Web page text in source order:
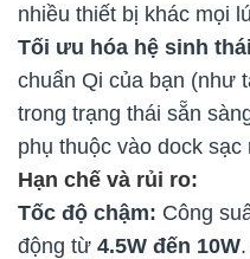
nhiều thiết bị khác mọi
Tối ưu hóa hệ sinh
chuẩn Qi của bạn (như
trong trạng thái sẵn
phụ thuộc vào dock sạc
Hạn chế và rủi ro:
Tốc độ chậm: Công
động từ 4.5W đến 10W